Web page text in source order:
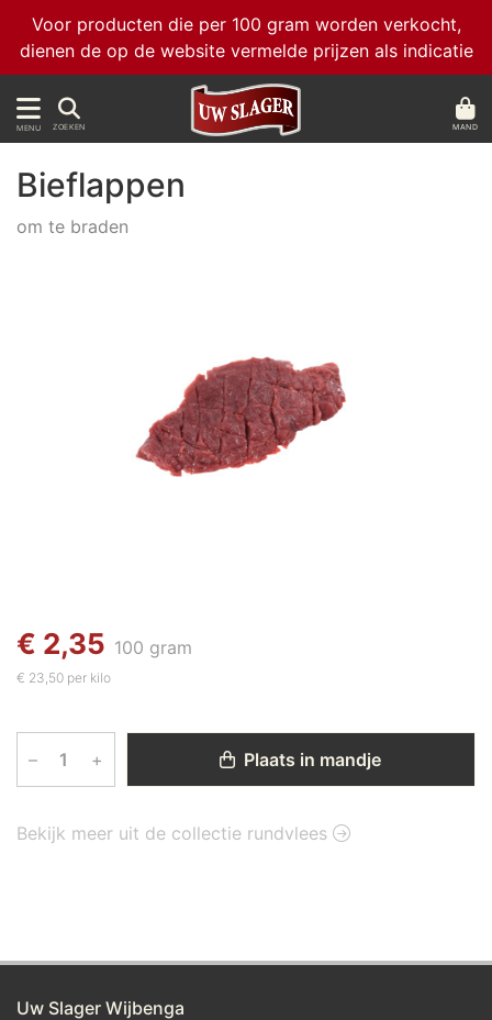
Voor producten die per 100 gram worden verkocht,
dienen de op de website vermelde prijzen als indicatie
MENU ZOEKEN MAND
Bieflappen
om te braden
€ 2,35 100 gram
€ 23,50 per kilo
– + Plaats in mandje
Bekijk meer uit de collectie rundvlees
Uw Slager Wijbenga